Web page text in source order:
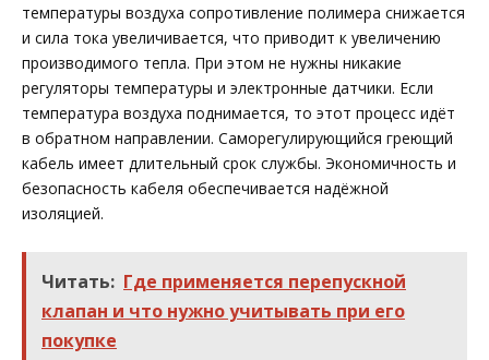
температуры воздуха сопротивление полимера снижается
и сила тока увеличивается, что приводит к увеличению
производимого тепла. При этом не нужны никакие
регуляторы температуры и электронные датчики. Если
температура воздуха поднимается, то этот процесс идёт
в обратном направлении. Саморегулирующийся греющий
кабель имеет длительный срок службы. Экономичность и
безопасность кабеля обеспечивается надёжной
изоляцией.
Читать: Где применяется перепускной
клапан и что нужно учитывать при его
покупке